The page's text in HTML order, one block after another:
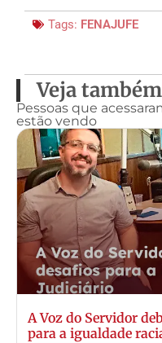
Tags: FENAJUFE
Veja também
Pessoas que
estão vendo
A Voz do Servidor
para a igualdade